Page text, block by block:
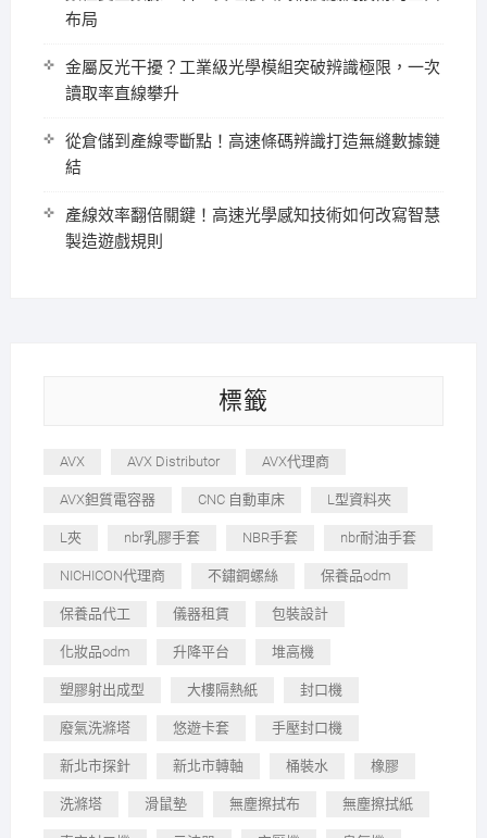
布局
金屬反光干擾？工業級光學模組突破辨識極限，一次
讀取率直線攀升
從倉儲到產線零斷點！高速條碼辨識打造無縫數據鏈
結
產線效率翻倍關鍵！高速光學感知技術如何改寫智慧
製造遊戲規則
標籤
AVX AVX Distributor AVX代理商
AVX鉭質電容器 CNC 自動車床 L型資料夾
L夾 nbr乳膠手套 NBR手套 nbr耐油手套
NICHICON代理商 不鏽鋼螺絲 保養品odm
保養品代工 儀器租賃 包裝設計
化妝品odm 升降平台 堆高機
塑膠射出成型 大樓隔熱紙 封口機
廢氣洗滌塔 悠遊卡套 手壓封口機
新北市探針 新北市轉軸 桶裝水 橡膠
洗滌塔 滑鼠墊 無塵擦拭布 無塵擦拭紙